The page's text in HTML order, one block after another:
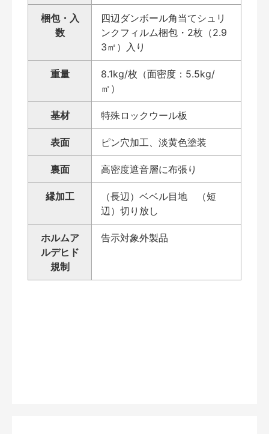
梱包・入
数
四辺ダンボール角当てシュリ
ンクフィルム梱包・2枚（2.9
3㎡）入り
重量
8.1kg/枚（面密度：5.5kg/
㎡）
基材 特殊ロックウール板
表面 ピン穴加工、淡黄色塗装
裏面 高密度遮音層に布張り
縁加工
（長辺）ベベル目地 （短
辺）切り放し
ホルムア
ルデヒド
規制
告示対象外製品